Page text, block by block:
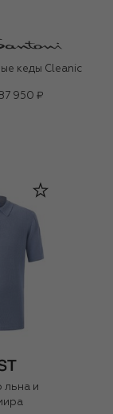
кеды Cleanic
950 ₽
льна и